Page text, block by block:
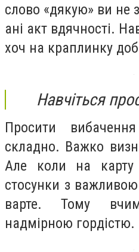
слово «дякую» ви не
ані акт вдячності.
хоч на краплинку
Навчіться
Просити
складно. Важко
Але коли на карту
стосунки з
варте. Тому
надмірною гордістю.